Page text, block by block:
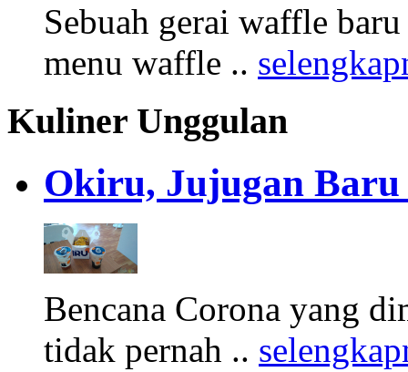
Sebuah gerai waffle
menu waffle ..
Kuliner Unggulan
Okiru, Jujugan Baru
Bencana Corona yang
tidak pernah ..